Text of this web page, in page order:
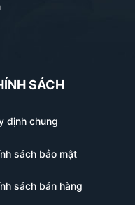
SÁCH
định chung
sách bảo mật
sách bán hàng